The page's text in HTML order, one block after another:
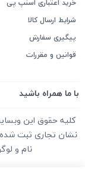
خرید اعتباری اسنپ پی
شرایط ارسال کالا
پیگیری سفارش
قوانین و مقررات
با ما همراه باشید
کلیه حقوق این
نشان تجاری ثبت شده
نام و